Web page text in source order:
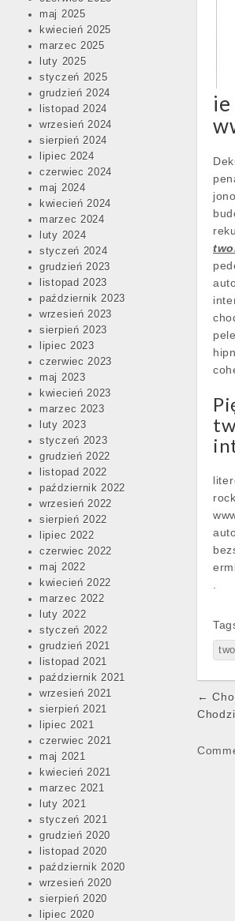
maj 2025
kwiecień 2025
marzec 2025
luty 2025
styczeń 2025
grudzień 2024
listopad 2024
wrzesień 2024
sierpień 2024
lipiec 2024
czerwiec 2024
maj 2024
kwiecień 2024
marzec 2024
luty 2024
styczeń 2024
grudzień 2023
listopad 2023
październik 2023
wrzesień 2023
sierpień 2023
lipiec 2023
czerwiec 2023
maj 2023
kwiecień 2023
marzec 2023
luty 2023
styczeń 2023
grudzień 2022
listopad 2022
październik 2022
wrzesień 2022
sierpień 2022
lipiec 2022
czerwiec 2022
maj 2022
kwiecień 2022
marzec 2022
luty 2022
styczeń 2022
grudzień 2021
listopad 2021
październik 2021
wrzesień 2021
sierpień 2021
lipiec 2021
czerwiec 2021
maj 2021
kwiecień 2021
marzec 2021
luty 2021
styczeń 2021
grudzień 2020
listopad 2020
październik 2020
wrzesień 2020
sierpień 2020
lipiec 2020
Post
←